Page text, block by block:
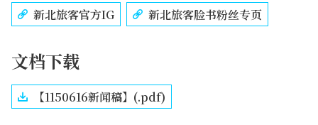
新北旅客官方IG
新北旅客脸书粉丝专页
文档下载
【1150616新闻稿】(.pdf)